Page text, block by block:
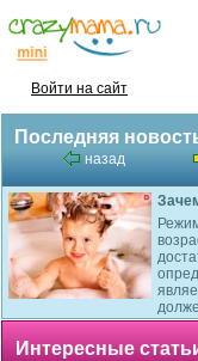
Войти на сайт
Последняя
назад
Интересные